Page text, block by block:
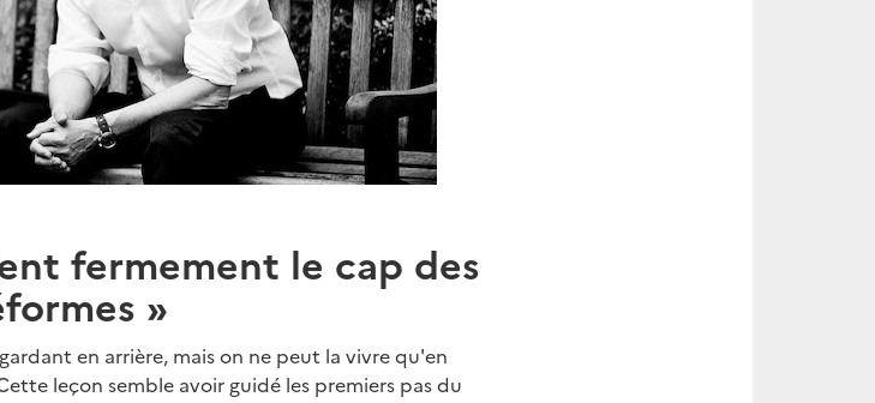
fermement le cap des
»
en arrière, mais on ne peut la vivre qu'en
leçon semble avoir guidé les premiers pas du